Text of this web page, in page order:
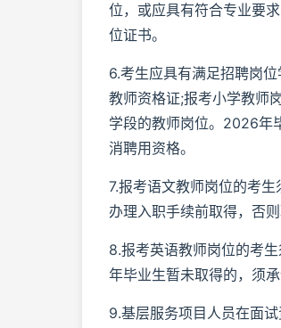
位，或应具有符合专业要
位证书。
6.考生应具有满足招聘岗
教师资格证;报考小学教师
学段的教师岗位。2026年
消聘用资格。
7.报考语文教师岗位的考
办理入职手续前取得，否则
8.报考英语教师岗位的考
年毕业生暂未取得的，须
9.基层服务项目人员在面